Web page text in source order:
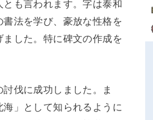
も言われます。字は泰和
法を学び、豪放な性格を
した。特に碑文の作成を
伐に成功しました。ま
」として知られるように